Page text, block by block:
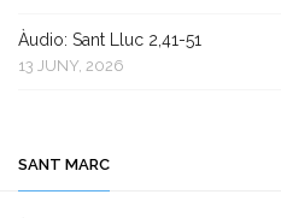
Àudio: Sant Lluc 2,41-51
13 JUNY, 2026
SANT MARC